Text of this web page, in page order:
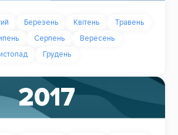
Березень Квітень
Травень
Серпень
Вересень
Грудень
2017